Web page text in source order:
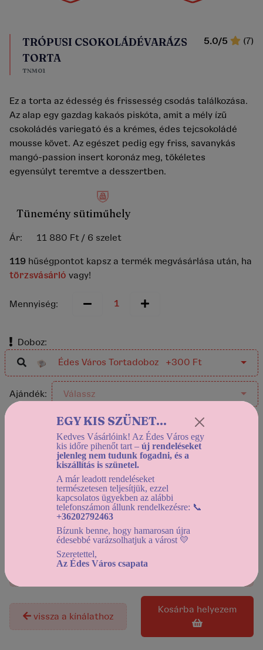
TRÓPUSI CSOKOLÁDÉVARÁZS
TORTA
TNM01
5.0/5 (7)
Ez a torta az édesség és frissesség csodás találkozása.
Az alap egy gazdag kakaós piskóta, amit a mély ízű
csokoládés variegató és a krémes, édes tejcsokoládé
mousse követ. Az egészet pedig egy friss, savanykás
mangó-passion insert koronáz meg, tökéletes
egyensúlyt teremtve a desszertben.
Tünemény sütiműhely
Ár: 11 880 Ft / 6 szelet
119 hűségpontot kapsz a termék megvásárlása után, ha
törzsvásárló vagy!
Mennyiség:
Doboz:
Édes Város Tortadoboz +300 Ft
Ajándék: Válassz
Kiegészítők: Válassz
Válassz
Helyszíni átvétel:
Holnap (2026-08-09) 12:30-tól
Házhozszállítás:
Holnap (2026-08-09) 12:30-tól
Használd adátumszűrőt
vissza a kínálathoz
EGY KIS SZÜNET...
Kedves Vásárlóink! Az Édes Város egy
kis időre pihenőt tart – új rendeléseket
jelenleg nem tudunk fogadni, és a
kiszállítás is szünetel.
A már leadott rendeléseket
természetesen teljesítjük, ezzel
kapcsolatos ügyekben az alábbi
telefonszámon állunk rendelkezésre: 📞
+36202792463
Bízunk benne, hogy hamarosan újra
édesebbé varázsolhatjuk a várost 💛
Szeretettel,
Az Édes Város csapata